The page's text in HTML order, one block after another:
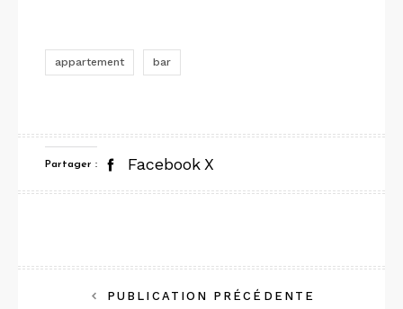
appartement bar
Partager : Facebook X
NavigationPUBLICATION PRÉCÉDENTE